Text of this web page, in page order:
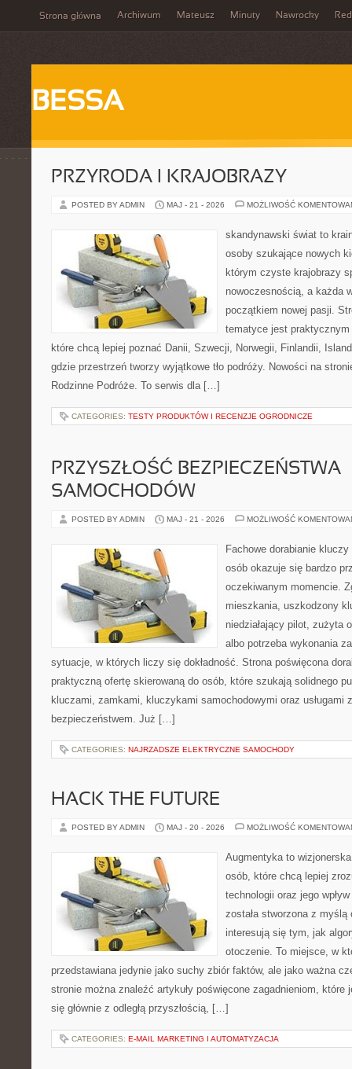
Strona główna Archiwum Mateusz Minuty Nawrocky
BESSA
PRZYRODA I KRAJOBRAZY
POSTED BY ADMIN MAJ - 21 - 2026 MOŻLIWOŚĆ
skandynawski świat to
osoby szukające nowych
którym czyste krajobrazy
nowoczesnością, a każda
początkiem nowej pasji.
tematyce jest
które chcą lepiej poznać Danii, Szwecji, Norwegii, Finlandii,
gdzie przestrzeń tworzy wyjątkowe tło podróży. Nowości na
Rodzinne Podróże. To serwis dla […]
CATEGORIES: TESTY PRODUKTÓW I RECENZJE OGRODNICZE
PRZYSZŁOŚĆ BEZPIECZEŃSTWA
SAMOCHODÓW
POSTED BY ADMIN MAJ - 21 - 2026 MOŻLIWOŚĆ
Fachowe dorabianie
osób okazuje się bardzo
oczekiwanym momencie.
mieszkania, uszkodzony
niedziałający pilot, zużyta
albo potrzeba wykonania
sytuacje, w których liczy się dokładność. Strona poświęcona
praktyczną ofertę skierowaną do osób, które szukają solidnego
kluczami, zamkami, kluczykami samochodowymi oraz usługami
bezpieczeństwem. Już […]
CATEGORIES: NAJRZADSZE ELEKTRYCZNE SAMOCHODY
HACK THE FUTURE
POSTED BY ADMIN MAJ - 20 - 2026 MOŻLIWOŚĆ
Augmentyka to
osób, które chcą lepiej
technologii oraz jego
została stworzona z
interesują się tym, jak
otoczenie. To miejsce, w
przedstawiana jedynie jako suchy zbiór faktów, ale jako ważna
stronie można znaleźć artykuły poświęcone zagadnieniom, które
się głównie z odległą przyszłością, […]
CATEGORIES: E-MAIL MARKETING I AUTOMATYZACJA